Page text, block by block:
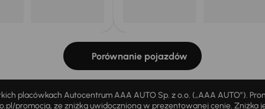
Porównanie pojazdów
placówkach Autocentrum AAA AUTO Sp. z o.o. („AAA AUTO”).
promocja, ze zniżką uwidocznioną w prezentowanej cenie. Zniżka